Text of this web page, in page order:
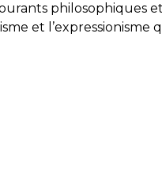
philosophiques
et l’expressionisme